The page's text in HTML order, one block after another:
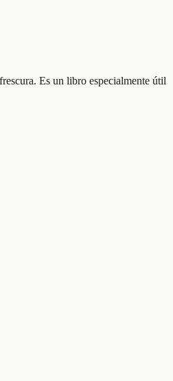
Es un libro especialmente útil